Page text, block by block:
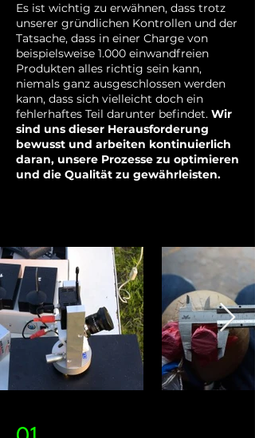
Es ist wichtig zu erwähnen, dass trotz
unserer gründlichen Kontrollen und der
Tatsache, dass in einer Charge von
beispielsweise 1.000 einwandfreien
Produkten alles richtig sein kann,
niemals ganz ausgeschlossen werden
kann, dass sich vielleicht doch ein
fehlerhaftes Teil darunter befindet. Wir
sind uns dieser Herausforderung
bewusst und arbeiten kontinuierlich
daran, unsere Prozesse zu optimieren
und die Qualität zu gewährleisten.